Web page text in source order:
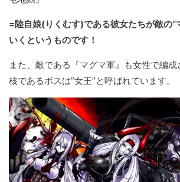
=陸自娘(りくむす)である彼女たちが敵の“
いくというものです！
また、敵である『マグマ軍』も女性で編
核であるボスは”女王”と呼ばれています。